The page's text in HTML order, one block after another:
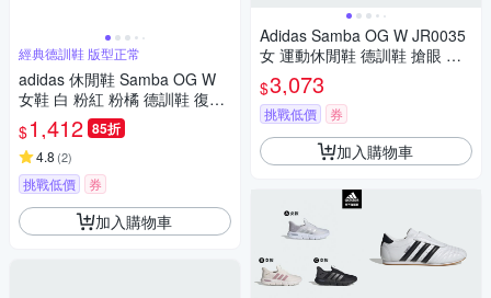
經典德訓鞋 版型正常
adidas 休閒鞋 Samba OG W
女鞋 白 粉紅 粉橘 德訓鞋 復古
麂皮 愛迪達 IG5932
$1,412 85折
4.8 (2)
挑戰低價 券
加入購物車
Adidas Samba OG W JR0035
女 運動休閒鞋 德訓鞋 搶眼 穿
搭 金屬銀
$3,073
挑戰低價 券
加入購物車